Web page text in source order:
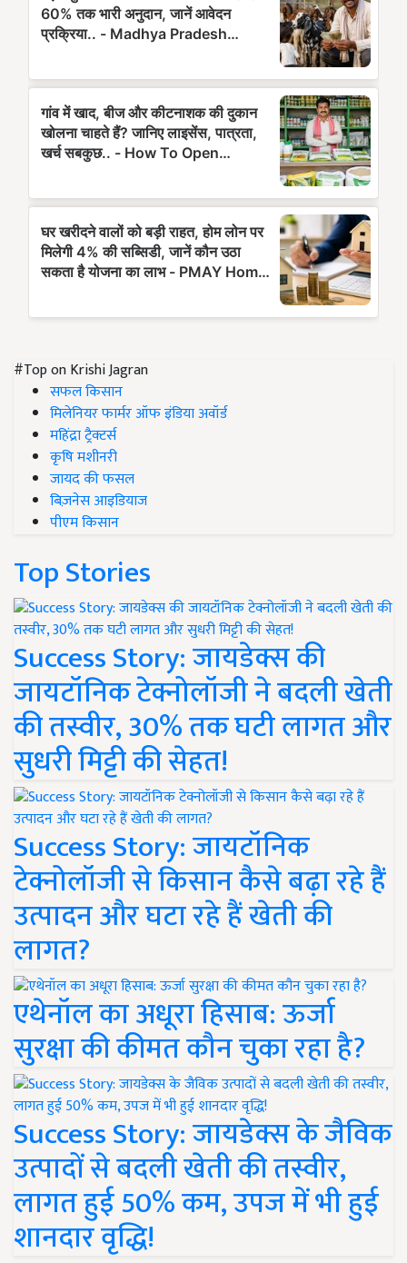
#Top on Krishi Jagran
सफल किसान
मिलेनियर फार्मर ऑफ इंडिया अवॉर्ड
महिंद्रा ट्रैक्टर्स
कृषि मशीनरी
जायद की फसल
बिज़नेस आइडियाज
पीएम किसान
Top Stories
Success Story: जायडेक्स की
जायटॉनिक टेक्नोलॉजी ने बदली खेती
की तस्वीर, 30% तक घटी लागत और
सुधरी मिट्टी की सेहत!
Success Story: जायटॉनिक
टेक्नोलॉजी से किसान कैसे बढ़ा रहे हैं
उत्पादन और घटा रहे हैं खेती की
लागत?
एथेनॉल का अधूरा हिसाब: ऊर्जा
सुरक्षा की कीमत कौन चुका रहा है?
Success Story: जायडेक्स के जैविक
उत्पादों से बदली खेती की तस्वीर,
लागत हुई 50% कम, उपज में भी हुई
शानदार वृद्धि!